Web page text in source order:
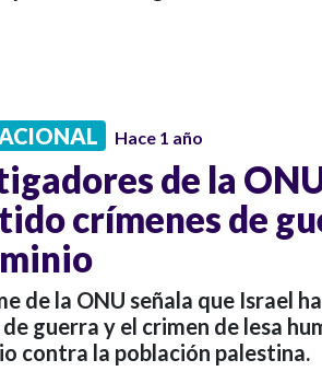
Hace 1 año
de la
crímenes de
de la ONU señala que Israel
guerra y el crimen de lesa
contra la población palestina.